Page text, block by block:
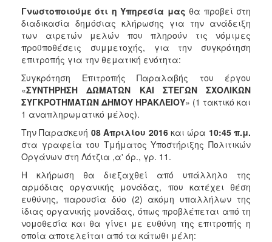
Γνωστοποιούμε ότι η Υπηρεσία μας θα προβεί στη
διαδικασία δημόσιας κλήρωσης για την ανάδειξη
των αιρετών μελών που πληρούν τις νόμιμες
προϋποθέσεις συμμετοχής, για την συγκρότηση
επιτροπής για την θεματική ενότητα:
Συγκρότηση Επιτροπής Παραλαβής του έργου
«ΣΥΝΤΗΡΗΣΗ ΔΩΜΑΤΩΝ ΚΑΙ ΣΤΕΓΩΝ ΣΧΟΛΙΚΩΝ
ΣΥΓΚΡΟΤΗΜΑΤΩΝ ΔΗΜΟΥ ΗΡΑΚΛΕΙΟΥ» (1 τακτικό και
1 αναπληρωματικό μέλος).
Την Παρασκευή 08 Απριλίου 2016και ώρα 10:45 π.μ.
στα γραφεία του Τμήματος Υποστήριξης Πολιτικών
Οργάνων στη Λότζια ,α' όρ., γρ. 11.
Η κλήρωση θα διεξαχθεί από υπάλληλο της
αρμόδιας οργανικής μονάδας, που κατέχει θέση
ευθύνης, παρουσία δύο (2) ακόμη υπαλλήλων της
ίδιας οργανικής μονάδας, όπως προβλέπεται από τη
νομοθεσία και θα γίνει με ευθύνη της επιτροπής η
οποία αποτελείται από τα κάτωθι μέλη: